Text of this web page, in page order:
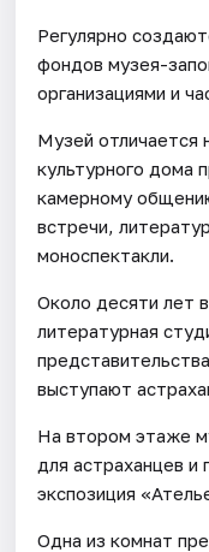
Регулярно
фондов музея-
организациями и
Музей отличается
культурного дома
камерному
встречи,
моноспектакли.
Около десяти лет
литературная
выступают
На втором этаже
для астраханцев и
экспозиция
Одна из комнат